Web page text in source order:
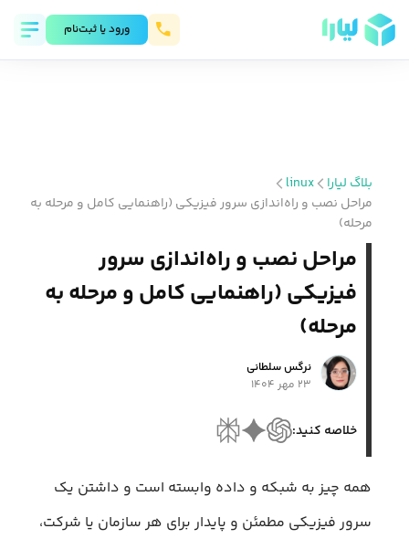
ورود يا ثبت‌نام
بلاگ لیارا
linux
مراحل نصب و راه‌اندازی سرور فیزیکی (راهنمایی کامل و مرحله به
مرحله)
مراحل نصب و راه‌اندازی سرور
فیزیکی (راهنمایی کامل و مرحله به
مرحله)
نرگس سلطانی
۲۳ مهر ۱۴۰۴
خلاصه کنید:
همه‌ چیز به شبکه و داده وابسته است و داشتن یک
سرور فیزیکی مطمئن و پایدار برای هر سازمان یا شرکت،